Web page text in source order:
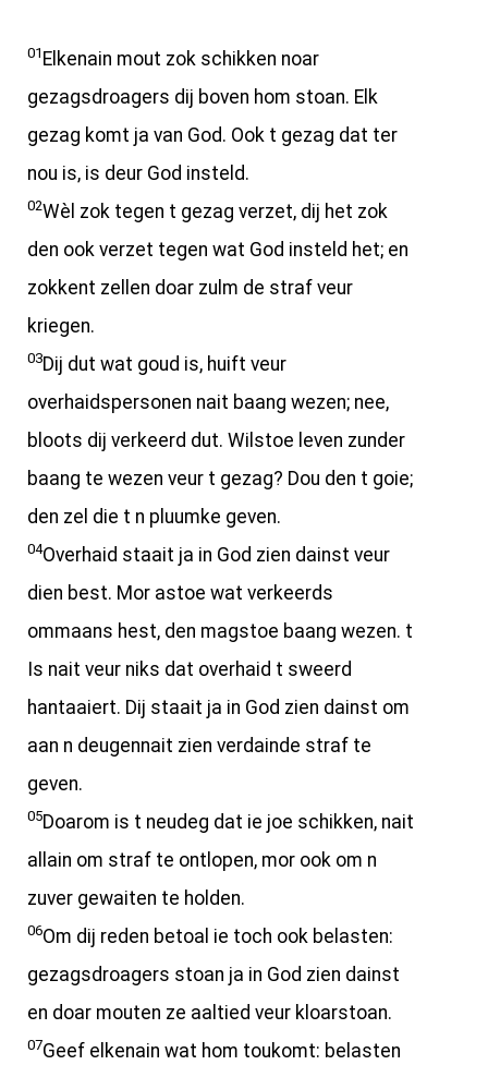
01 Elkenain mout zok schikken noar
gezagsdroagers dij boven hom stoan. Elk
gezag komt ja van God. Ook t gezag dat ter
nou is, is deur God insteld.
02Wèl zok tegen t gezag verzet, dij het zok
den ook verzet tegen wat God insteld het; en
zokkent zellen doar zulm de straf veur
kriegen.
03Dij dut wat goud is, huift veur
overhaidspersonen nait baang wezen; nee,
bloots dij verkeerd dut. Wilstoe leven zunder
baang te wezen veur t gezag? Dou den t goie;
den zel die t n pluumke geven.
04Overhaid staait ja in God zien dainst veur
dien best. Mor astoe wat verkeerds
ommaans hest, den magstoe baang wezen. t
Is nait veur niks dat overhaid t sweerd
hantaaiert. Dij staait ja in God zien dainst om
aan n deugennait zien verdainde straf te
geven.
05Doarom is t neudeg dat ie joe schikken, nait
allain om straf te ontlopen, mor ook om n
zuver gewaiten te holden.
06Om dij reden betoal ie toch ook belasten:
gezagsdroagers stoan ja in God zien dainst
en doar mouten ze aaltied veur kloarstoan.
07Geef elkenain wat hom toukomt: belasten